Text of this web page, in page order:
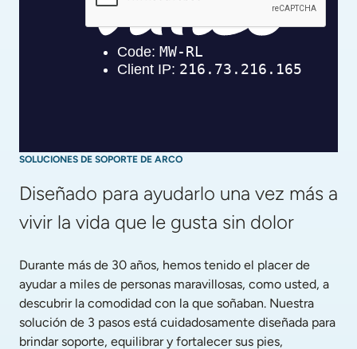
SOLUCIONES DE SOPORTE DE ARCO
Diseñado para ayudarlo una vez más a
vivir la vida que le gusta sin dolor
Durante más de 30 años, hemos tenido el placer de
ayudar a miles de personas maravillosas, como usted, a
descubrir la comodidad con la que soñaban. Nuestra
solución de 3 pasos está cuidadosamente diseñada para
brindar soporte, equilibrar y fortalecer sus pies,